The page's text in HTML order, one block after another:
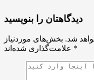
دیدگاهتان را بنویسید
شد. بخش‌های موردنیاز
*